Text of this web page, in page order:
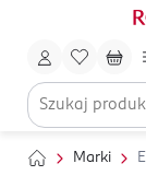
Marki